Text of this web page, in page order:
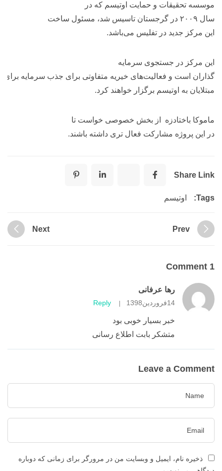
و حمایت اوتیسم که در
گرجستان تاسیس شد، مسئول ساخت
درتفلیس می‌باشد .
سرمایه
فعالیت‌های خیریه متفاوتی برای جذب سرمایه برایایجاداینمرکز
برگزار خواهندکرد.
از بخش خصوصی خواست تا
فعال تری داشته باشند.
عرفانی
|
Reply
بسیار خوبی بود
بابت اطلاع رسانی
Leave
ایمیل و وبسایت من در مرورگر برای زمانی که دوباره